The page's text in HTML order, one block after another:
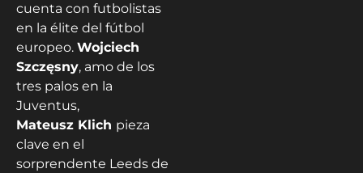
cuenta con futbolistas
en la élite del fútbol
europeo. Wojciech
Szczęsny, amo de los
tres palos en la
Juventus,
Mateusz Klich pieza
clave en el
sorprendente Leeds de